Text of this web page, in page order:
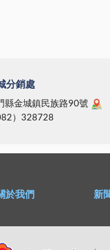
分銷處
縣金城鎮民族路90號
）328728
於我們 新